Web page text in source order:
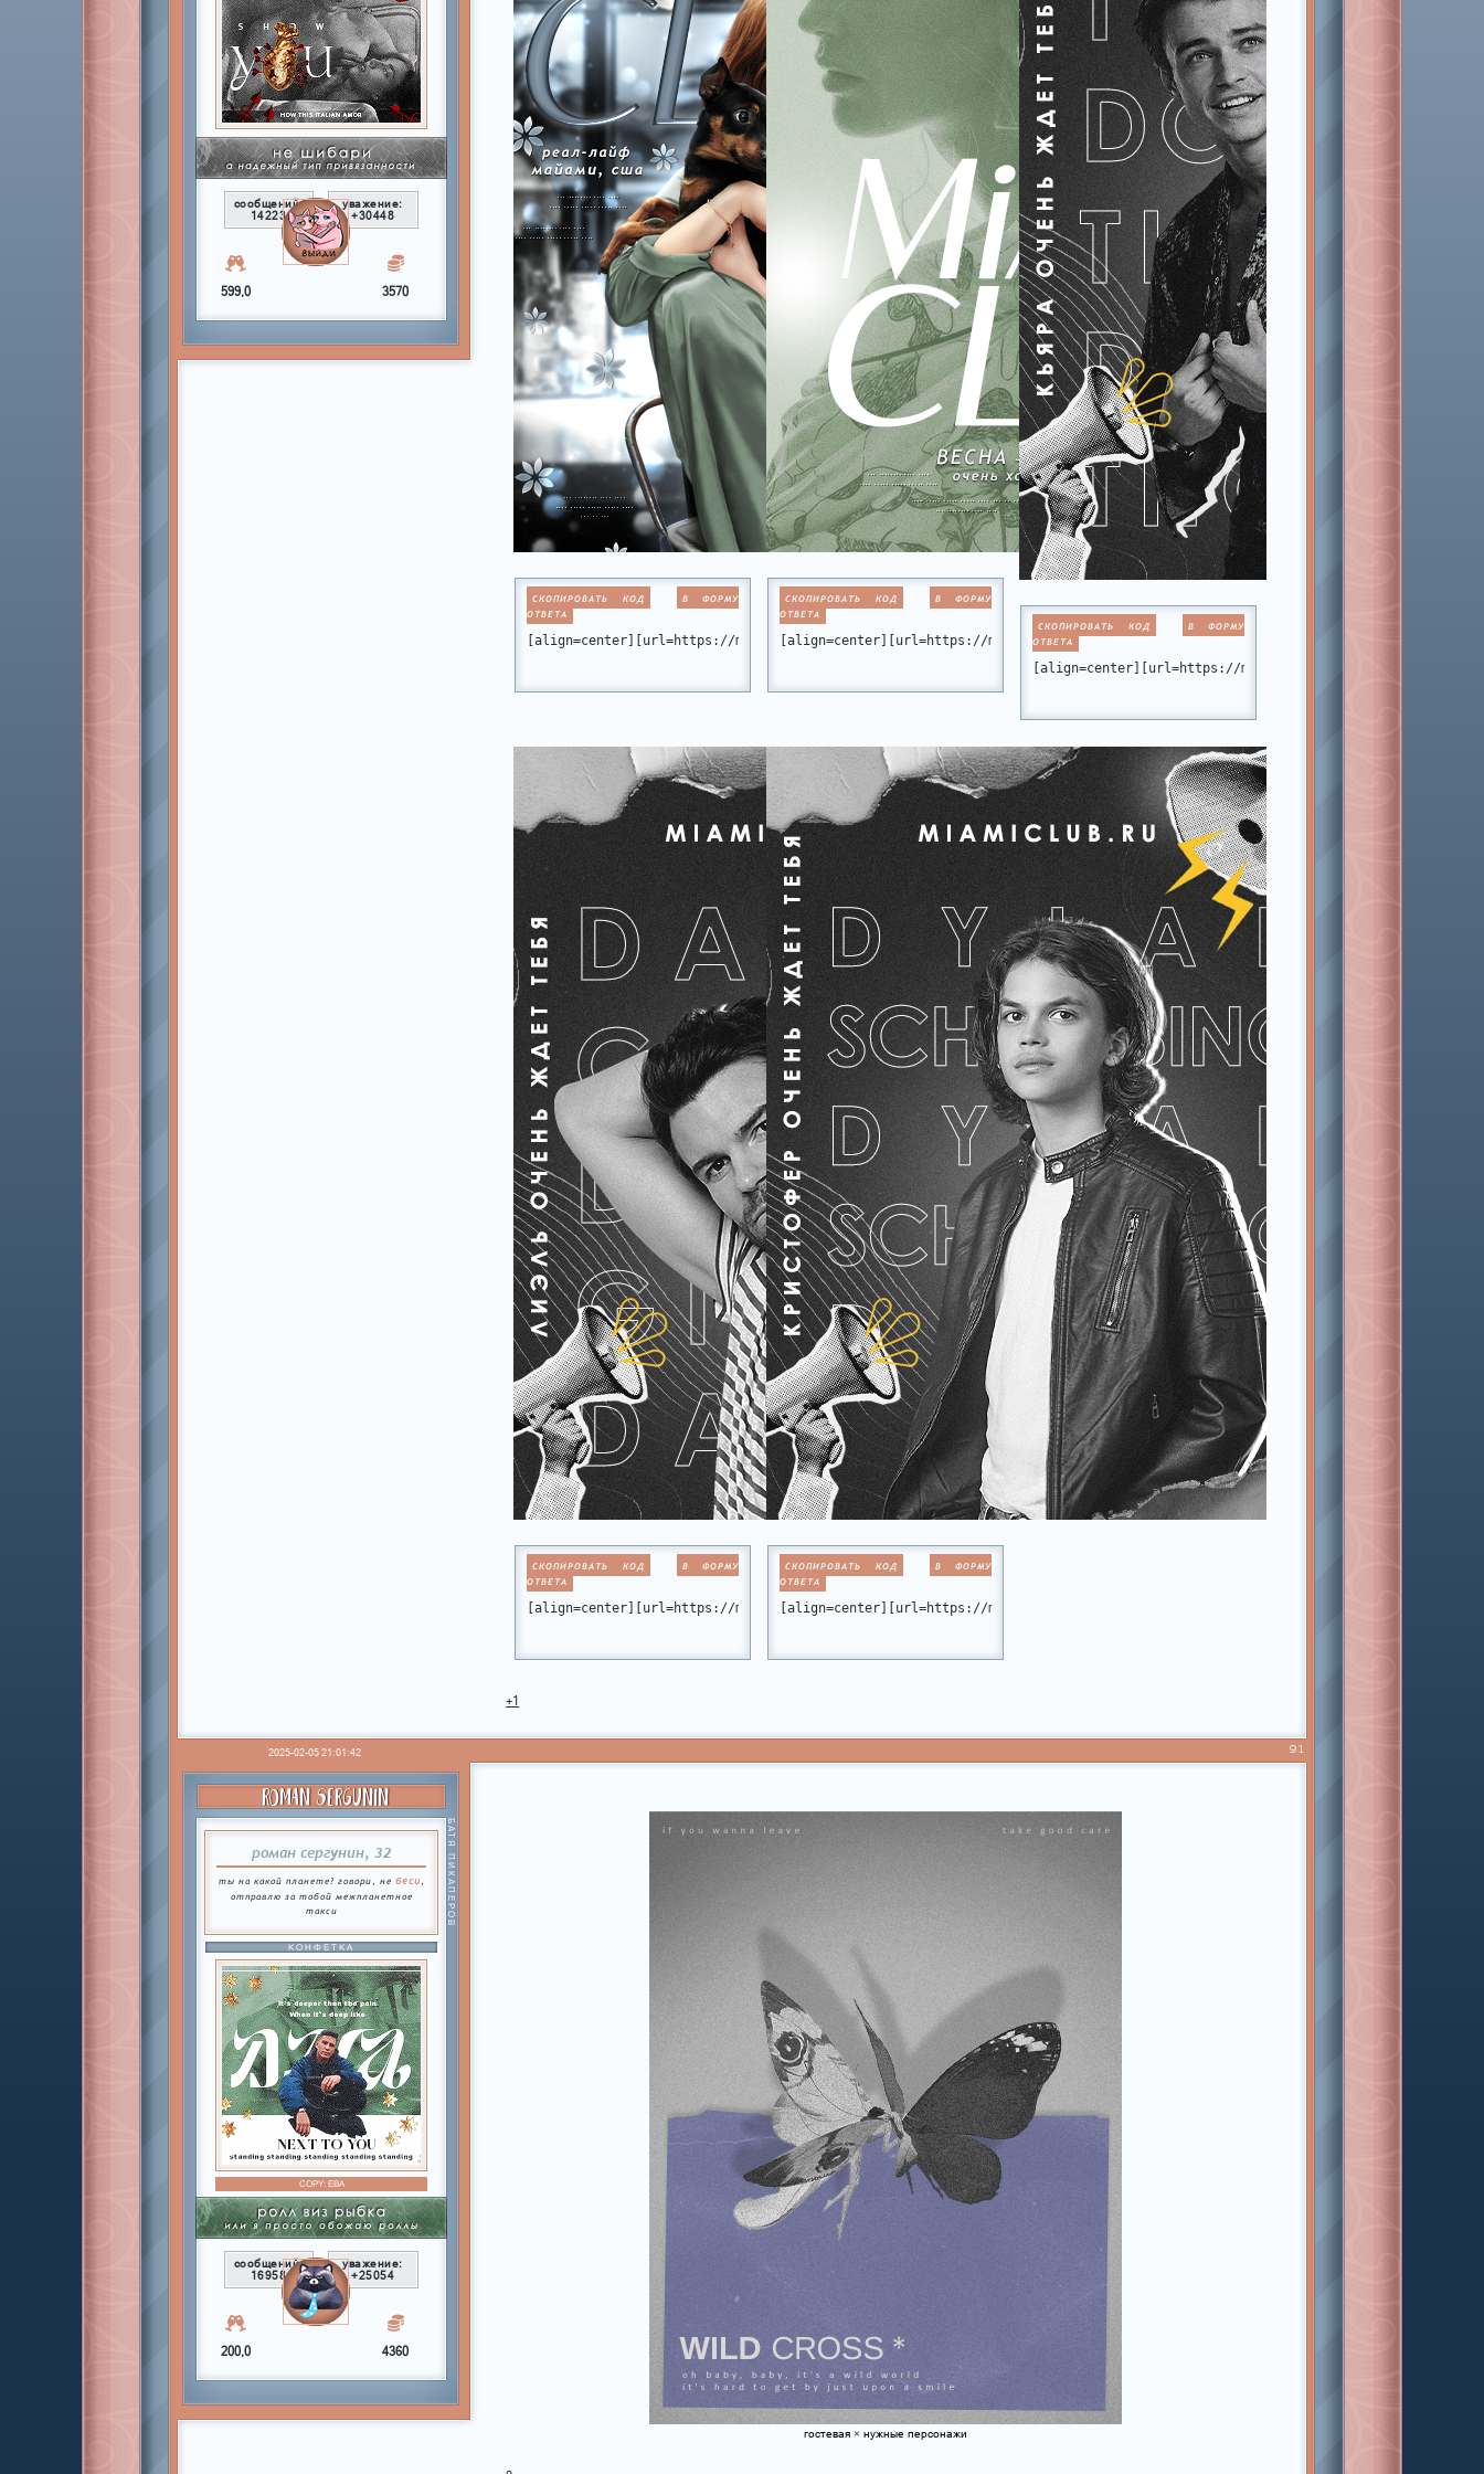
сообщений:
14223
уважение:
+30448
599,0 3570
СКОПИРОВАТЬ КОД
В ФОРМУ
ОТВЕТА
[align=center][url=https://miamiclub.ru/][img]https://forumstatic.ru/files/001b/fb/fb/33775.png[/img][/url][/align]
СКОПИРОВАТЬ КОД
В ФОРМУ
ОТВЕТА
[align=center][url=https://miamiclub.ru/][img]https://forumstatic.ru/files/001b/fb/fb/
СКОПИРОВАТЬ КОД
В ФОРМУ
ОТВЕТА
[align=center][url=https://miamiclub.ru/
СКОПИРОВАТЬ КОД
В ФОРМУ
ОТВЕТА
[align=center][url=https://miamiclub.ru/viewtopic.php?id=10&p=2#p463827][img]https://i.imgur.com/59n57G7.png[/img][/url][/
СКОПИРОВАТЬ КОД
В ФОРМУ
ОТВЕТА
[align=center][url=https://miamiclub.ru/viewtopic.php?id=10&p=2#p468837][img]https://
+1
91
2025-02-05 21:01:42
ROMAN SERGUNIN
роман сергунин, 32
ты на какой планете? говори, не беси,
отправлю за тобой межпланетное
такси
БАТЯ ПИКАПЕРОВ
КОНФЕТКА
COPY:ЕВА
сообщений:
16958
уважение:
+25054
200,0 4360
гостевая ×нужные персонажи